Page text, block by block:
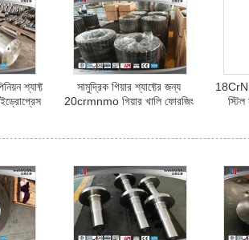
শ্যাফ্ট
সামুদ্রিক গিয়ার শ্যাফ্টের জন্য
20crmnmo গিয়ার খালি ফোরজিং
স্টিল